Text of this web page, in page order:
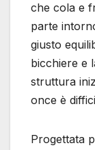
che cola e
parte
giusto
bicchiere e
struttura
once è
Progettata